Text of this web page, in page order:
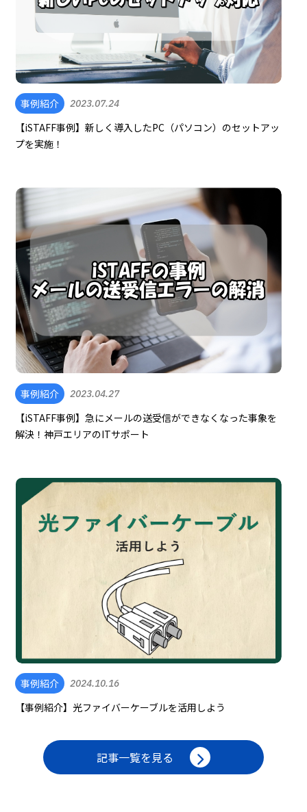
事例紹介 2023.07.24
【iSTAFF事例】新しく導入したPC（パソコン）のセットアッ
プを実施！
事例紹介 2023.04.27
【iSTAFF事例】急にメールの送受信ができなくなった事象を
解決！神戸エリアのITサポート
事例紹介 2024.10.16
【事例紹介】光ファイバーケーブルを活用しよう
記事一覧を見る